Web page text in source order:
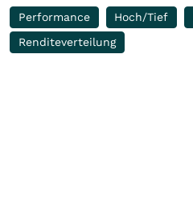
Performance Hoch/Tief
Renditeverteilung